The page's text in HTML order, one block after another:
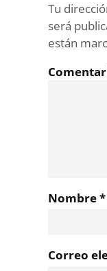
Tu
será
están
Nombre*
Correo